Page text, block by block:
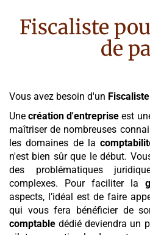
Fiscaliste
de
Vous avez besoin d'un Fiscaliste
Unecréation d'entreprise est
maîtriser de nombreuses
les domaines de la
n'est bien sûr que le début.
des problématiques
complexes. Pour faciliter la
aspects, l’idéal est de faire
qui vous fera bénéficier de
comptable dédié deviendra un